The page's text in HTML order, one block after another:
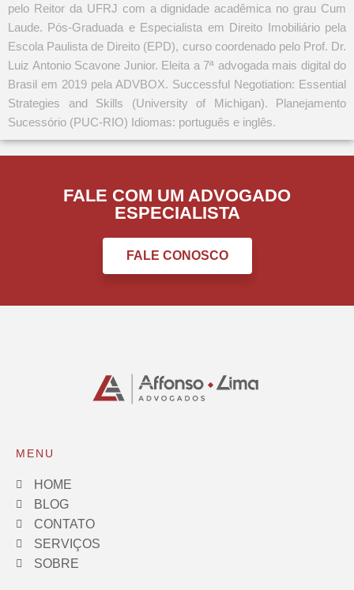
pelo Reitor da UFRJ com a dignidade acadêmica no grau Cum
Laude. Pós-Graduada e Especialista em Direito Imobiliário pela
Escola Paulista de Direito (EPD), curso coordenado pelo Prof. Dr.
Luiz Antonio Scavone Junior. Eleita a 7ª advogada mais digital do
Brasil em 2019 pela ADVBOX. Successful Negotiation: Essential
Strategies and Skills (University of Michigan). Planejamento
Sucessório (PUC-RIO) Idiomas: português e inglês.
FALE COM UM ADVOGADO
ESPECIALISTA
FALE CONOSCO
MENU
HOME
BLOG
CONTATO
SERVIÇOS
SOBRE